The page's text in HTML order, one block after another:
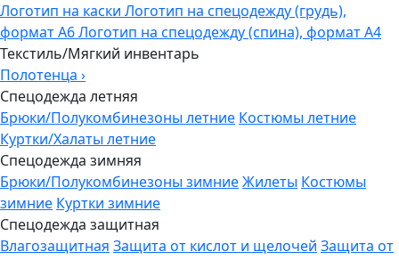
Логотип на каски Логотип на спецодежду (грудь),
формат А6Логотип на спецодежду (спина), формат А4
Текстиль/Мягкий инвентарь
Полотенца ›
Спецодежда летняя
Брюки/Полукомбинезоны летние Костюмы летние
Куртки/Халаты летние
Спецодежда зимняя
Брюки/Полукомбинезоны зимниеЖилеты Костюмы
зимние Куртки зимние
Спецодежда защитная
Влагозащитная Защита от кислот и щелочей Защита от